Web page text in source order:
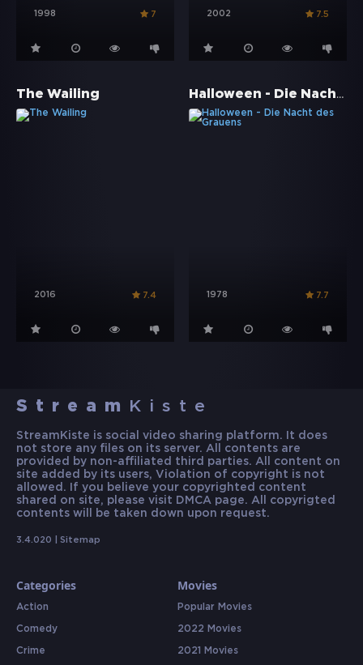
1998 7 2002 7.5
The Wailing
2016 7.4
Halloween - Die Nacht des Grauens
1978 7.7
Stream Kiste
StreamKiste is social video sharing platform. It does
not store any files on its server. All contents are
provided by non-affiliated third parties. All content on
site added by its users, Violation of copyright is not
allowed. If you believe your copyrighted content
shared on site, please visit DMCA page. All copyrigted
contents will be taken down upon request.
3.4.020 | Sitemap
Categories
Action
Comedy
Crime
Movies
Popular Movies
2022 Movies
2021 Movies